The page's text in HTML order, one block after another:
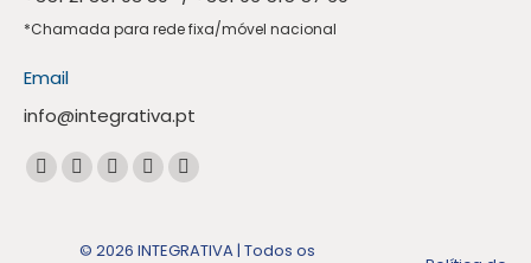
*Chamada para rede fixa/móvel nacional
Email
info@integrativa.pt
Encontre-nos em:
A
Facebook
A
Linkedin
A
Instagram
A
Mail
A
Whatsapp
© 2026 INTEGRATIVA | Todos os